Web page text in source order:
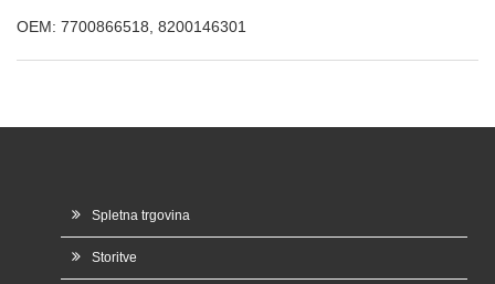
OEM: 7700866518, 8200146301
Spletna trgovina
Storitve